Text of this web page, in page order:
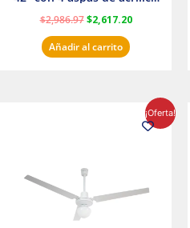
transparente
$2,986.97 $2,617.20
Añadir al carrito
¡Oferta!
precio
actual